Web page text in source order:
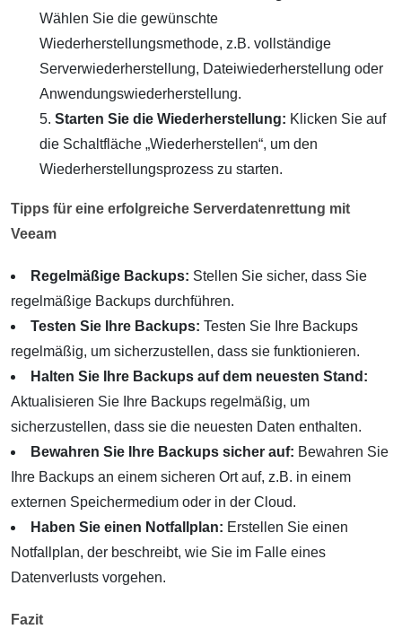
Wählen Sie die gewünschte
Wiederherstellungsmethode, z.B. vollständige
Serverwiederherstellung, Dateiwiederherstellung oder
Anwendungswiederherstellung.
Starten Sie die Wiederherstellung: Klicken Sie auf
die Schaltfläche „Wiederherstellen“, um den
Wiederherstellungsprozess zu starten.
Tipps für eine erfolgreiche Serverdatenrettung mit
Veeam
Regelmäßige Backups: Stellen Sie sicher, dass Sie
regelmäßige Backups durchführen.
Testen Sie Ihre Backups: Testen Sie Ihre Backups
regelmäßig, um sicherzustellen, dass sie funktionieren.
Halten Sie Ihre Backups auf dem neuesten Stand:
Aktualisieren Sie Ihre Backups regelmäßig, um
sicherzustellen, dass sie die neuesten Daten enthalten.
Bewahren Sie Ihre Backups sicher auf: Bewahren Sie
Ihre Backups an einem sicheren Ort auf, z.B. in einem
externen Speichermedium oder in der Cloud.
Haben Sie einen Notfallplan: Erstellen Sie einen
Notfallplan, der beschreibt, wie Sie im Falle eines
Datenverlusts vorgehen.
Fazit